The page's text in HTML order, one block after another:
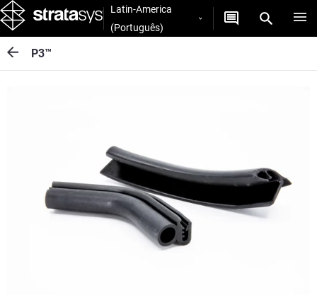
Latin-America
(Português)
P3™